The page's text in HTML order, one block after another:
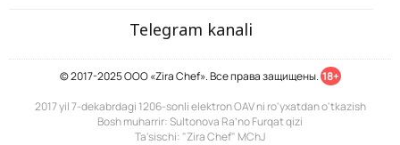
Telegram kanali
© 2017-2025 ООО «Zira Chef». Все права защищены. 18+
2017 yil 7-dekabrdagi 1206-sonli elektron OAV ni ro'yxatdan o'tkazish
Bosh muharrir: Sultonova Ra’no Furqat qizi
Ta'sischi: "Zira Chef" MChJ